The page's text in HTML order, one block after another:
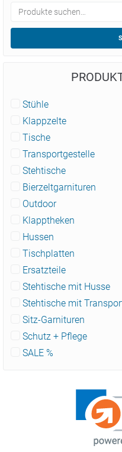
Stühle
Klappzelte
Tische
Transportgestelle
Stehtische
Bierzeltgarnituren
Outdoor
Klapptheken
Hussen
Tischplatten
Ersatzteile
Stehtische mit Husse
Stehtische mit
Sitz-Garnituren
Schutz + Pflege
SALE %